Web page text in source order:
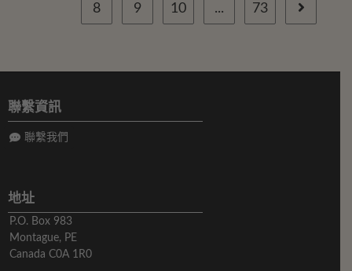
8 9 10 ... 73
聯繫資訊
聯繫我們
地址
P.O. Box 983
Montague, PE
Canada C0A 1R0